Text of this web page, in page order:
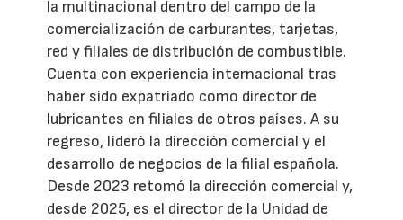
la multinacional dentro del campo de la
comercialización de carburantes, tarjetas,
red y filiales de distribución de combustible.
Cuenta con experiencia internacional tras
haber sido expatriado como director de
lubricantes en filiales de otros países. A su
regreso, lideró la dirección comercial y el
desarrollo de negocios de la filial española.
Desde 2023 retomó la dirección comercial y,
desde 2025, es el director de la Unidad de